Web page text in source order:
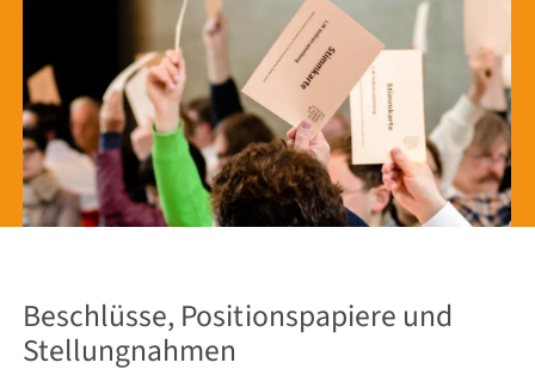
Beschlüsse, Positionspapiere und
Stellungnahmen